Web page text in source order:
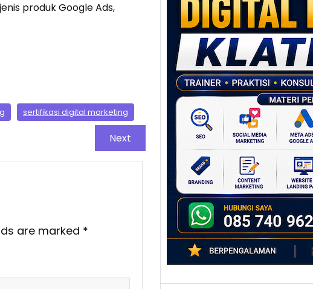
produk Google Ads,
sertifikasi digital marketing
Next
are marked *
Narasumber
Digital Marketing
Klaten: Membantu
UMKM dan SDM
Lokal Naik Kelas
Melalui Strategi
Digital
Setiap daerah memiliki
potensi ekonomi yang
berbeda, dan Klaten
adalah…